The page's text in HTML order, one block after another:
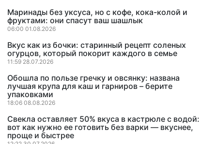
Маринады без уксуса, но с кофе, кока-колой и
фруктами: они спасут ваш шашлык
06:00 01.08.2026
Вкус как из бочки: старинный рецепт соленых
огурцов, который покорит каждого в семье
11:59 28.07.2026
Обошла по пользе гречку и овсянку: названа
лучшая крупа для каш и гарниров – берите
упаковками
18:06 08.08.2026
Свекла оставляет 50% вкуса в кастрюле с водой:
вот как нужно ее готовить без варки — вкуснее,
проще и быстрее